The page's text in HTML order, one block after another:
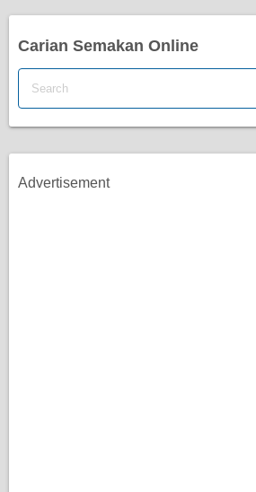
Carian Semakan Online
Advertisement